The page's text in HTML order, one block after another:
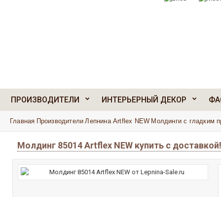
ПРОИЗВОДИТЕЛИ ИНТЕРЬЕРНЫЙ ДЕКОР
Главная Производители Лепнина Artflex NEW Молдинги с гладким
Молдинг 85014 Artflex NEW купить с